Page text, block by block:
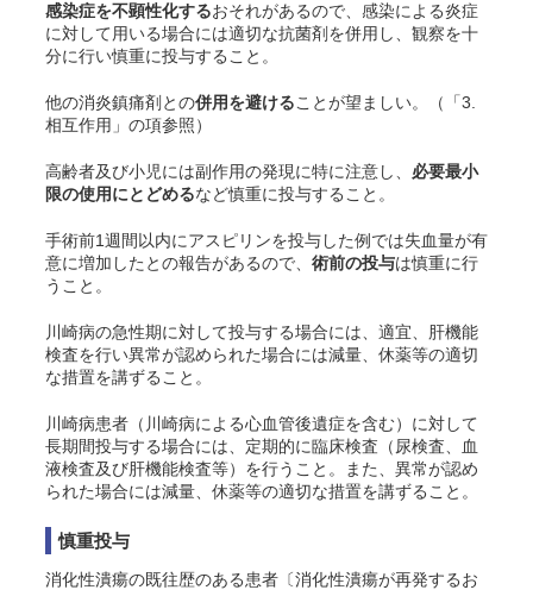
感染症を不顕性化するおそれがあるので、感染による炎症
に対して用いる場合には適切な抗菌剤を併用し、観察を十
分に行い慎重に投与すること。
他の消炎鎮痛剤との併用を避けることが望ましい。（「3.
相互作用」の項参照）
高齢者及び小児には副作用の発現に特に注意し、 必要最小
限の使用にとどめるなど慎重に投与すること。
手術前1週間以内にアスピリンを投与した例では失血量が有
意に増加したとの報告があるので、 術前の投与は慎重に行
うこと 。
川崎病の急性期に対して投与する場合には、適宜、肝機能
検査を行い異常が認められた場合には減量、休薬等の適切
な措置を講ずること。
川崎病患者（川崎病による心血管後遺症を含む）に対して
長期間投与する場合には、定期的に臨床検査（尿検査、血
液検査及び肝機能検査等）を行うこと。また、異常が認め
られた場合には減量、休薬等の適切な措置を講ずること。
慎重投与
消化性潰瘍の既往歴のある患者〔消化性潰瘍が再発するお